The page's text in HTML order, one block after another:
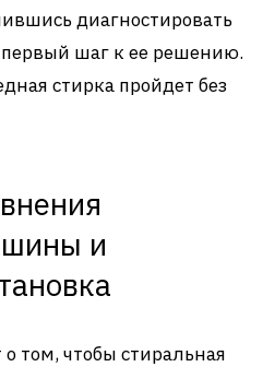
диагностировать
шаг к ее решению.
стирка пройдет без
и
том, чтобы стиральная